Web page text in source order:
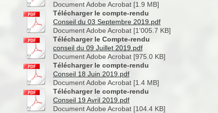
Document Adobe Acrobat [1.9 MB]
Télécharger le compte-rendu
Conseil du 03 Septembre 2019.pdf
Document Adobe Acrobat [1'005.7 KB]
Télécharger le Compte-rendu
conseil du 09 Juillet 2019.pdf
Document Adobe Acrobat [975.0 KB]
Télécharger le compte-rendu
Conseil 18 Juin 2019.pdf
Document Adobe Acrobat [1.4 MB]
Télécharger le compte-rendu
Conseil 19 Avril 2019.pdf
Document Adobe Acrobat [104.4 KB]